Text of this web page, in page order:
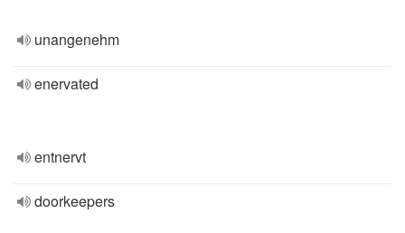
unangenehm
enervated
entnervt
doorkeepers